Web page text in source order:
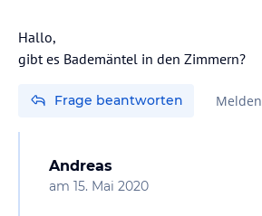
Hallo,
gibt es Bademäntel in den Zimmern?
Frage beantworten Melden
Andreas
am 15. Mai 2020